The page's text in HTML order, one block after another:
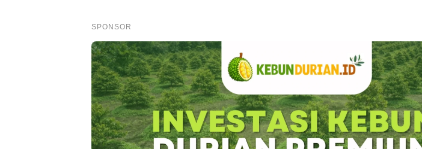
SPONSOR